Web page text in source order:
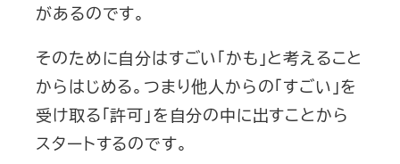
があるのです。
そのために自分はすごい「かも」と考えること
からはじめる。つまり他人からの「すごい」を
受け取る「許可」を自分の中に出すことから
スタートするのです。